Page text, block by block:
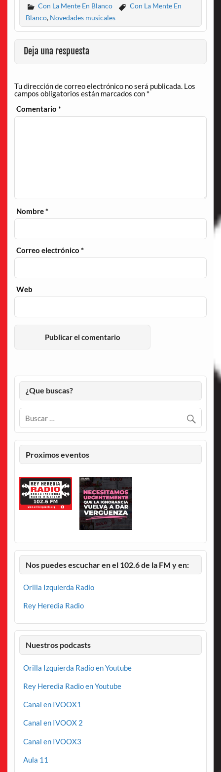
Con La Mente En Blanco
Con La Mente En
Blanco, Novedades musicales
Deja una respuesta
Tu dirección de correo electrónico no será publicada. Los
campos obligatorios están marcados con *
Comentario*
Nombre*
Correo electrónico*
Web
¿Que buscas?
Proximos eventos
Nos puedes escuchar en el 102.6 de la FM y en:
Orilla Izquierda Radio
Rey Heredia Radio
Nuestros podcasts
Orilla Izquierda Radio en Youtube
Rey Heredia Radio en Youtube
Canal en IVOOX1
Canal en IVOOX 2
Canal en IVOOX3
Aula 11